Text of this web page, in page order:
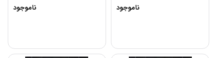
ناموجود ناموجود